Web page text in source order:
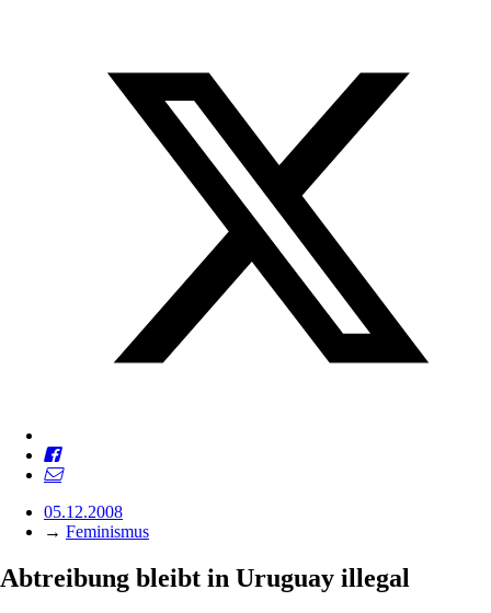
05.12.2008
→ Feminismus
Abtreibung bleibt in Uruguay illegal